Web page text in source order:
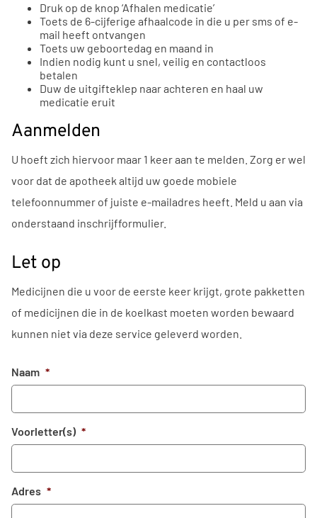
Druk op de knop ‘Afhalen medicatie’
Toets de 6-cijferige afhaalcode in die u per sms of e-
mail heeft ontvangen
Toets uw geboortedag en maand in
Indien nodig kunt u snel, veilig en contactloos
betalen
Duw de uitgifteklep naar achteren en haal uw
medicatie eruit
Aanmelden
U hoeft zich hiervoor maar 1 keer aan te melden. Zorg er wel
voor dat de apotheek altijd uw goede mobiele
telefoonnummer of juiste e-mailadres heeft. Meld u aan via
onderstaand inschrijfformulier.
Let op
Medicijnen die u voor de eerste keer krijgt, grote pakketten
of medicijnen die in de koelkast moeten worden bewaard
kunnen niet via deze service geleverd worden.
Naam *
Voorletter(s) *
Adres *